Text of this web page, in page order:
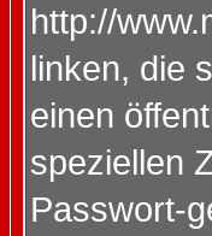
http://
linken, die
einen
speziellen
Passwort-